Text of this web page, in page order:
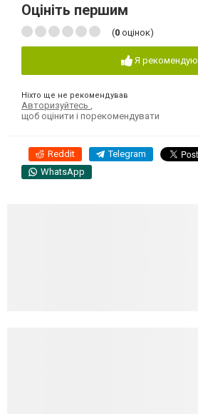
Оцініть першим
(0 оцінок)
Я рекомендую
Ніхто ще не рекомендував
Авторизуйтесь ,
щоб оцінити і порекомендувати
Reddit Telegram
WhatsApp